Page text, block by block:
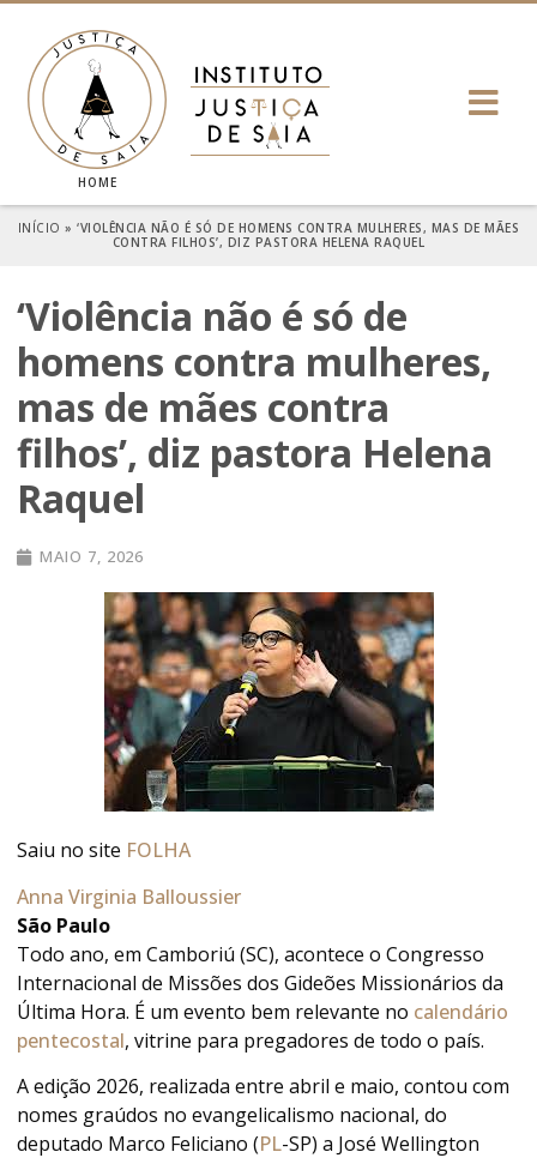
HOME
INÍCIO »‘VIOLÊNCIA NÃO É SÓ DE HOMENS CONTRA MULHERES, MAS DE MÃES
CONTRA FILHOS’, DIZ PASTORA HELENA RAQUEL
‘Violência não é só de
homens contra mulheres,
mas de mães contra
filhos’, diz pastora Helena
Raquel
MAIO 7, 2026
Saiu no site FOLHA
Anna Virginia Balloussier
São Paulo
Todo ano, em Camboriú (SC), acontece o Congresso
Internacional de Missões dos Gideões Missionários da
Última Hora. É um evento bem relevante no calendário
pentecostal, vitrine para pregadores de todo o país.
A edição 2026, realizada entre abril e maio, contou com
nomes graúdos no evangelicalismo nacional, do
deputado Marco Feliciano (PL-SP) a José Wellington